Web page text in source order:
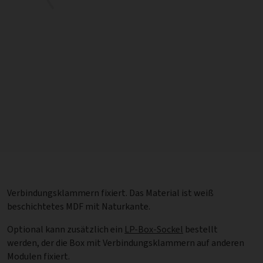
Verbindungsklammern fixiert. Das Material ist weiß
beschichtetes MDF mit Naturkante.
Optional kann zusätzlich ein LP-Box-Sockel bestellt
werden, der die Box mit Verbindungsklammern auf anderen
Modulen fixiert.